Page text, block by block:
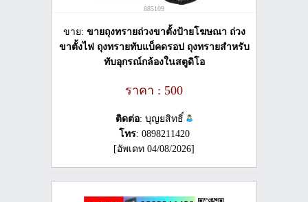
885109
ขาย: ขายถุงทรายถ่วงขาตั้งป้ายโฆษณา ถ่วง
ขาตั้งไฟ ถุงทรายทับแบ็คดรอป ถุงทรายสำหรับ
ทับอุกรณ์กล้องในสตูดิโอ
ราคา : 500
ติดต่อ: บุญยสิทธิ์
โทร: 0898211420
[อัพเดท 04/08/2026]